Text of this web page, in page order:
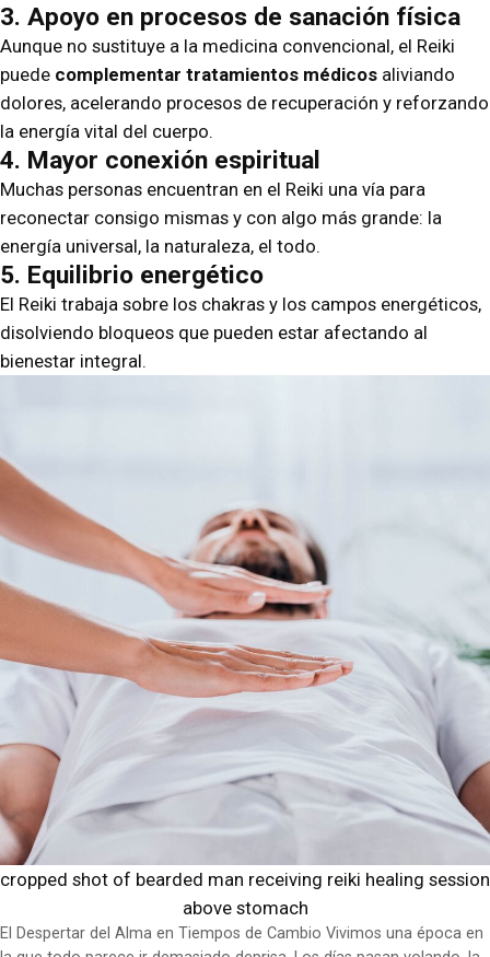
3. Apoyo en procesos de sanación física
Aunque no sustituye a la medicina convencional, el Reiki
puede complementar tratamientos médicos aliviando
dolores, acelerando procesos de recuperación y reforzando
la energía vital del cuerpo.
4. Mayor conexión espiritual
Muchas personas encuentran en el Reiki una vía para
reconectar consigo mismas y con algo más grande: la
energía universal, la naturaleza, el todo.
5. Equilibrio energético
El Reiki trabaja sobre los chakras y los campos energéticos,
disolviendo bloqueos que pueden estar afectando al
bienestar integral.
cropped shot of bearded man receiving reiki healing session
above stomach
El Despertar del Alma en Tiempos de Cambio Vivimos una época en